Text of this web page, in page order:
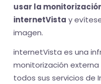
usar la
internetVista y
imagen.
internetVista es una
monitorización
todos sus servicios de